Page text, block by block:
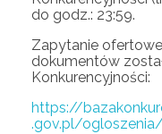
do godz.: 23:59.
Zapytanie
dokumentów
Konkurencyjności:
https://
.gov.pl/